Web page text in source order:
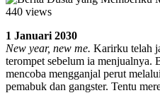
440 views
1 Januari 2030
New year, new me. Karirku telah
terompet sebelum ia menjualnya.
mencoba mengganjal perut
pemabuk dan gangster. Tentu